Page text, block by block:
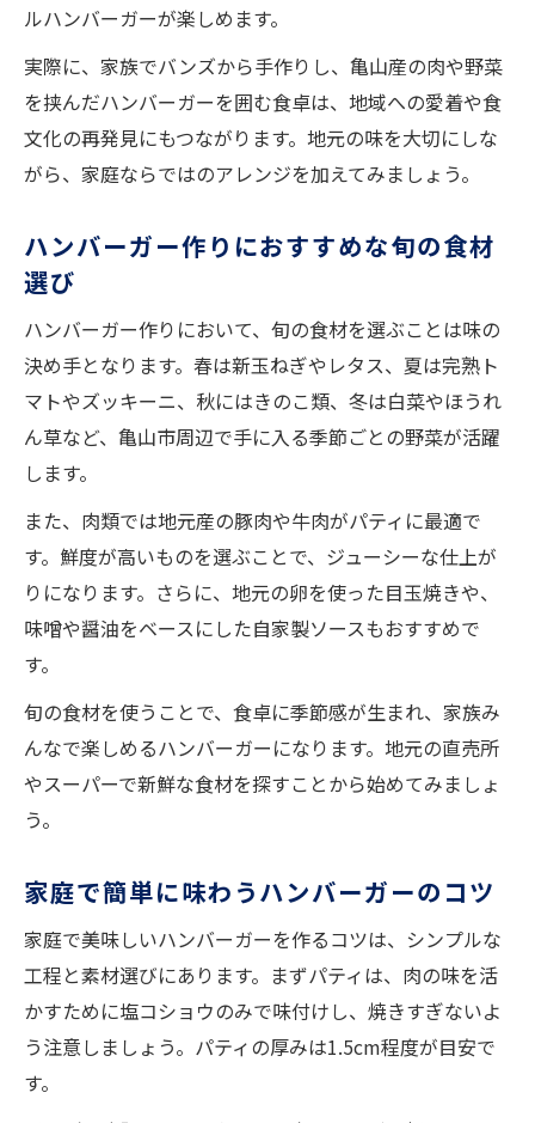
ハンバーガーで新鮮食材を最大限に活かす
家庭で叶う亀山市ハンバーガーレシピの工夫
簡単な工夫で本格派ハンバーガーを実現
ハンバーガー作りに便利な時短テクニック
自宅で試せるハンバーガーの味付けアイデ
ルハンバーガーが楽しめます。
実際に、家族でバンズから手作りし、亀山産の肉や野菜
を挟んだハンバーガーを囲む食卓は、地域への愛着や食
文化の再発見にもつながります。地元の味を大切にしな
がら、家庭ならではのアレンジを加えてみましょう。
ハンバーガー作りにおすすめな旬の食材
選び
ハンバーガー作りにおいて、旬の食材を選ぶことは味の
決め手となります。春は新玉ねぎやレタス、夏は完熟ト
マトやズッキーニ、秋にはきのこ類、冬は白菜やほうれ
ん草など、亀山市周辺で手に入る季節ごとの野菜が活躍
します。
また、肉類では地元産の豚肉や牛肉がパティに最適で
す。鮮度が高いものを選ぶことで、ジューシーな仕上が
りになります。さらに、地元の卵を使った目玉焼きや、
味噌や醤油をベースにした自家製ソースもおすすめで
す。
旬の食材を使うことで、食卓に季節感が生まれ、家族み
んなで楽しめるハンバーガーになります。地元の直売所
やスーパーで新鮮な食材を探すことから始めてみましょ
う。
家庭で簡単に味わうハンバーガーのコツ
家庭で美味しいハンバーガーを作るコツは、シンプルな
工程と素材選びにあります。まずパティは、肉の味を活
かすために塩コショウのみで味付けし、焼きすぎないよ
う注意しましょう。パティの厚みは1.5cm程度が目安で
す。